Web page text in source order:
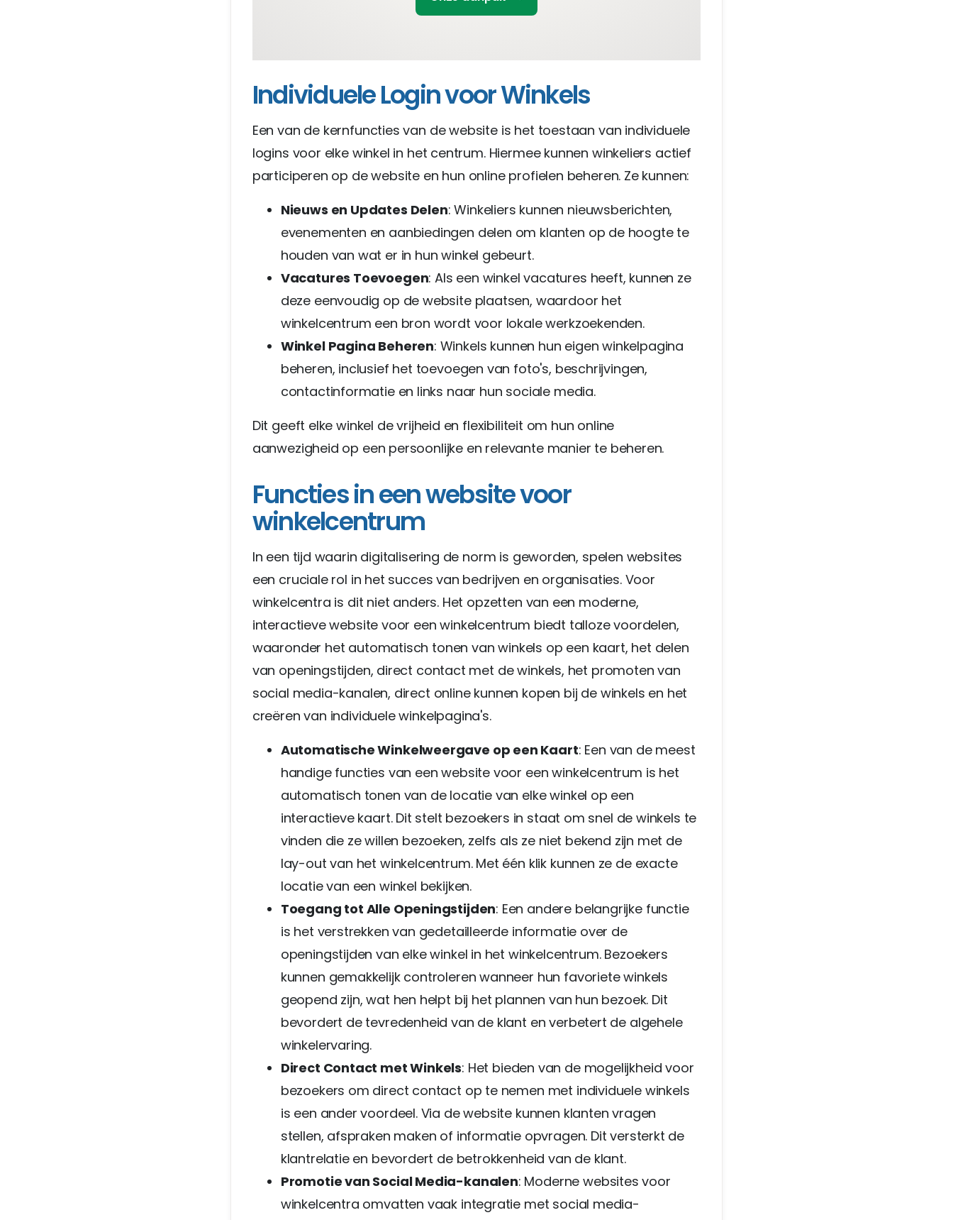
Individuele Login voor Winkels
Een van de kernfuncties van de website is het toestaan van individuele
logins voor elke winkel in het centrum. Hiermee kunnen winkeliers actief
participeren op de website en hun online profielen beheren. Ze kunnen:
Nieuws en Updates Delen: Winkeliers kunnen nieuwsberichten,
evenementen en aanbiedingen delen om klanten op de hoogte te
houden van wat er in hun winkel gebeurt.
Vacatures Toevoegen: Als een winkel vacatures heeft, kunnen ze
deze eenvoudig op de website plaatsen, waardoor het
winkelcentrum een bron wordt voor lokale werkzoekenden.
Winkel Pagina Beheren: Winkels kunnen hun eigen winkelpagina
beheren, inclusief het toevoegen van foto's, beschrijvingen,
contactinformatie en links naar hun sociale media.
Dit geeft elke winkel de vrijheid en flexibiliteit om hun online
aanwezigheid op een persoonlijke en relevante manier te beheren.
Functies in een website voor
winkelcentrum
In een tijd waarin digitalisering de norm is geworden, spelen websites
een cruciale rol in het succes van bedrijven en organisaties. Voor
winkelcentra is dit niet anders. Het opzetten van een moderne,
interactieve website voor een winkelcentrum biedt talloze voordelen,
waaronder het automatisch tonen van winkels op een kaart, het delen
van openingstijden, direct contact met de winkels, het promoten van
social media-kanalen, direct online kunnen kopen bij de winkels en het
creëren van individuele winkelpagina's.
Automatische Winkelweergave op een Kaart: Een van de meest
handige functies van een website voor een winkelcentrum is het
automatisch tonen van de locatie van elke winkel op een
interactieve kaart. Dit stelt bezoekers in staat om snel de winkels te
vinden die ze willen bezoeken, zelfs als ze niet bekend zijn met de
lay-out van het winkelcentrum. Met één klik kunnen ze de exacte
locatie van een winkel bekijken.
Toegang tot Alle Openingstijden: Een andere belangrijke functie
is het verstrekken van gedetailleerde informatie over de
openingstijden van elke winkel in het winkelcentrum. Bezoekers
kunnen gemakkelijk controleren wanneer hun favoriete winkels
geopend zijn, wat hen helpt bij het plannen van hun bezoek. Dit
bevordert de tevredenheid van de klant en verbetert de algehele
winkelervaring.
Direct Contact met Winkels: Het bieden van de mogelijkheid voor
bezoekers om direct contact op te nemen met individuele winkels
is een ander voordeel. Via de website kunnen klanten vragen
stellen, afspraken maken of informatie opvragen. Dit versterkt de
klantrelatie en bevordert de betrokkenheid van de klant.
Promotie van Social Media-kanalen: Moderne websites voor
winkelcentra omvatten vaak integratie met social media-